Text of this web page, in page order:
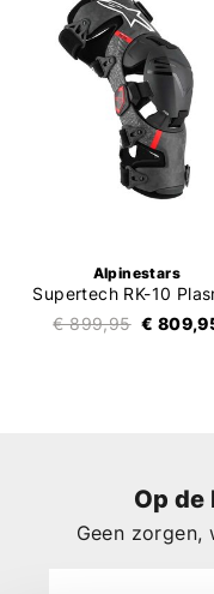
Alpinestars
€ 899,95 €
Op
Geen zorgen,